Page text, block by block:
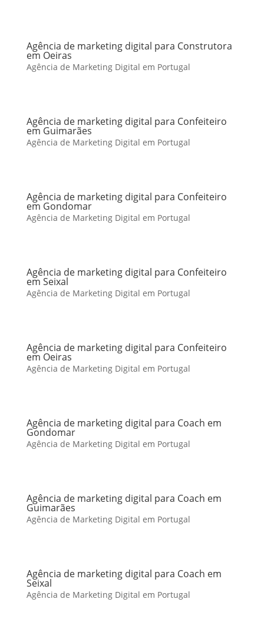
Agência de marketing digital para Construtora
em Oeiras
Agência de Marketing Digital em Portugal
Agência de marketing digital para Confeiteiro
em Guimarães
Agência de Marketing Digital em Portugal
Agência de marketing digital para Confeiteiro
em Gondomar
Agência de Marketing Digital em Portugal
Agência de marketing digital para Confeiteiro
em Seixal
Agência de Marketing Digital em Portugal
Agência de marketing digital para Confeiteiro
em Oeiras
Agência de Marketing Digital em Portugal
Agência de marketing digital para Coach em
Gondomar
Agência de Marketing Digital em Portugal
Agência de marketing digital para Coach em
Guimarães
Agência de Marketing Digital em Portugal
Agência de marketing digital para Coach em
Seixal
Agência de Marketing Digital em Portugal